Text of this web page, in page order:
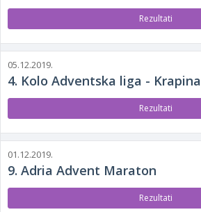
Rezultati
05.12.2019.
4. Kolo Adventska liga - Krapina
Rezultati
01.12.2019.
9. Adria Advent Maraton
Rezultati